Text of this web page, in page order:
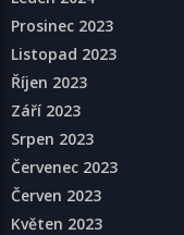
Prosinec 2023
Listopad 2023
Říjen 2023
Září 2023
Srpen 2023
Červenec 2023
Červen 2023
Květen 2023